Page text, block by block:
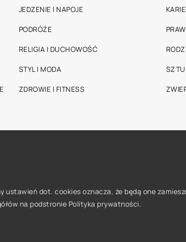
JEDZENIE I NAPOJE
PODRÓŻE
RELIGIA I DUCHOWOŚĆ
STYL I MODA
ZDROWIE I FITNESS
dot. cookies oznacza, że będą one
na podstronie Polityka prywatności.